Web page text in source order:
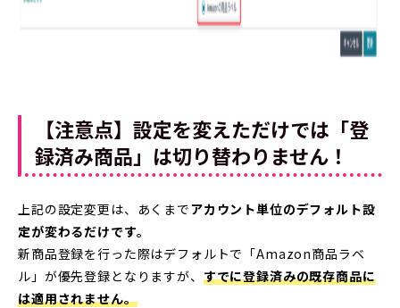
【注意点】設定を変えただけでは「登
録済み商品」は切り替わりません！
上記の設定変更は、あくまでアカウント単位のデフォルト設
定が変わるだけです。
新商品登録を行った際はデフォルトで「Amazon商品ラベ
ル」が優先登録となりますが、 すでに登録済みの既存商品に
は適用されません。